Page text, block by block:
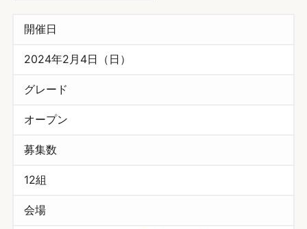
開催日
2024年2月4日（日）
グレード
オープン
募集数
12組
会場